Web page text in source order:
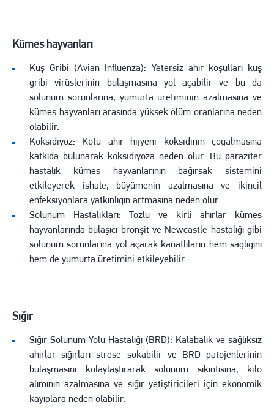
Kümes hayvanları
Kuş Gribi (Avian Influenza): Yetersiz ahır koşulları kuş
gribi virüslerinin bulaşmasına yol açabilir ve bu da
solunum sorunlarına, yumurta üretiminin azalmasına ve
kümes hayvanları arasında yüksek ölüm oranlarına neden
olabilir.
Koksidiyoz: Kötü ahır hijyeni koksidinin çoğalmasına
katkıda bulunarak koksidiyoza neden olur. Bu paraziter
hastalık kümes hayvanlarının bağırsak sistemini
etkileyerek ishale, büyümenin azalmasına ve ikincil
enfeksiyonlara yatkınlığın artmasına neden olur.
Solunum Hastalıkları: Tozlu ve kirli ahırlar kümes
hayvanlarında bulaşıcı bronşit ve Newcastle hastalığı gibi
solunum sorunlarına yol açarak kanatlıların hem sağlığını
hem de yumurta üretimini etkileyebilir.
Sığır
Sığır Solunum Yolu Hastalığı (BRD): Kalabalık ve sağlıksız
ahırlar sığırları strese sokabilir ve BRD patojenlerinin
bulaşmasını kolaylaştırarak solunum sıkıntısına, kilo
alımının azalmasına ve sığır yetiştiricileri için ekonomik
kayıplara neden olabilir.